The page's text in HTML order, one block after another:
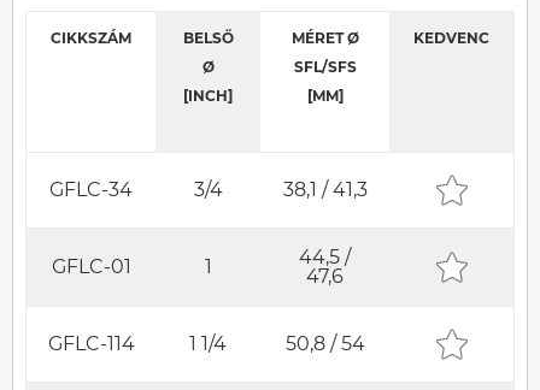
CIKKSZÁM
BELSŐ
Ø
[INCH]
MÉRET Ø
SFL/SFS
[MM]
KEDVENC
GFLC-34 3/4 38,1 / 41,3
GFLC-01 1
44,5 /
47,6
GFLC-114 1 1/4 50,8 / 54